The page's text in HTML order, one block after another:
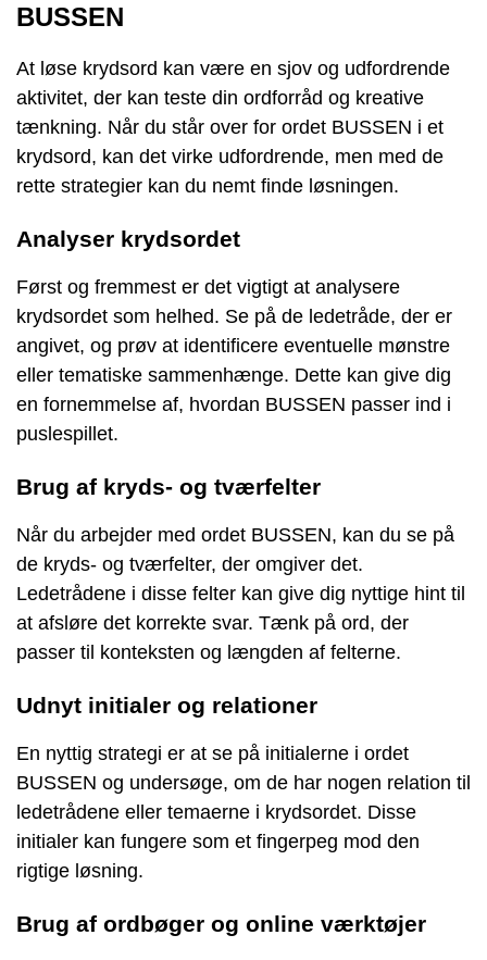
BUSSEN
At løse krydsord kan være en sjov og udfordrende
aktivitet, der kan teste din ordforråd og kreative
tænkning. Når du står over for ordet BUSSEN i et
krydsord, kan det virke udfordrende, men med de
rette strategier kan du nemt finde løsningen.
Analyser krydsordet
Først og fremmest er det vigtigt at analysere
krydsordet som helhed. Se på de ledetråde, der er
angivet, og prøv at identificere eventuelle mønstre
eller tematiske sammenhænge. Dette kan give dig
en fornemmelse af, hvordan BUSSEN passer ind i
puslespillet.
Brug af kryds- og tværfelter
Når du arbejder med ordet BUSSEN, kan du se på
de kryds- og tværfelter, der omgiver det.
Ledetrådene i disse felter kan give dig nyttige hint til
at afsløre det korrekte svar. Tænk på ord, der
passer til konteksten og længden af felterne.
Udnyt initialer og relationer
En nyttig strategi er at se på initialerne i ordet
BUSSEN og undersøge, om de har nogen relation til
ledetrådene eller temaerne i krydsordet. Disse
initialer kan fungere som et fingerpeg mod den
rigtige løsning.
Brug af ordbøger og online værktøjer